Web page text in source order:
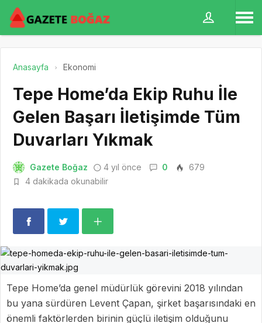
Anasayfa Ekonomi
Tepe Home’da Ekip Ruhu İle
Gelen Başarı İletişimde Tüm
Duvarları Yıkmak
Gazete Boğaz 4 yıl önce 0
679
4 dakikada okunabilir
Tepe Home’da genel müdürlük görevini 2018 yılından
bu yana sürdüren Levent Çapan, şirket başarısındaki en
önemli faktörlerden birinin güçlü iletişim olduğunu